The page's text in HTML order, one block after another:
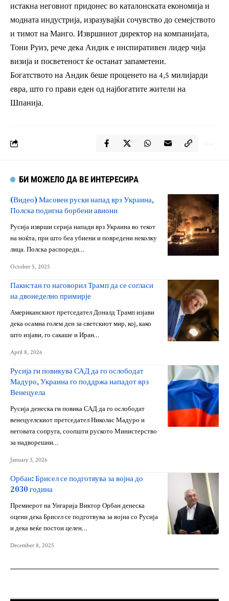
истакна неговиот придонес во каталонската економија и
модната индустрија, изразувајќи сочувство до семејството
и тимот на Манго. Извршниот директор на компанијата,
Тони Руиз, рече дека Андик е инспиративен лидер чија
визија и посветеност ќе останат запаметени.
Богатството на Андик беше проценето на 4,5 милијарди
евра, што го прави еден од најбогатите жители на
Шпанија.
БИ МОЖЕЛО ДА ВЕ ИНТЕРЕСИРА
(Видео) Масовен руски напад врз Украина,
Полска подигна борбени авиони
Русија изврши серија напади врз Украина во текот
на ноќта, при што беа убиени и повредени неколку
лица. Полска распореди…
October 5, 2025
Пакистан го наговорил Трамп да се согласи
на двонеделно примирје
Американскиот претседател Доналд Трамп изјави
дека осамна голем ден за светскиот мир, кој, како
што изјави, го сакаше и Иран…
April 8, 2026
Русија ги повикува САД да го ослободат
Мадуро, Украина го поддржа нападот врз
Венецуела
Русија денеска ги повика САД да го ослободат
венецуелскиот претседател Николас Мадуро и
неговата сопруга, соопшти руското Министерство
за надворешни…
January 3, 2026
Орбан: Брисел се подготвува за војна до
2030 година
Премиерот на Унгарија Виктор Орбан денеска
оцени дека Брисел се подготвува за војна со Русија
и дека веќе постои целен…
December 8, 2025